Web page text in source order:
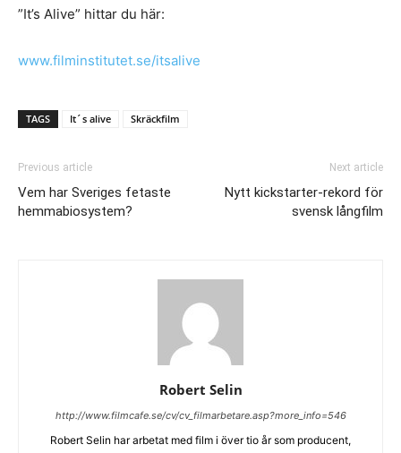
”It’s Alive” hittar du här:
www.filminstitutet.se/itsalive
TAGS It´s alive Skräckfilm
Previous article
Vem har Sveriges fetaste
hemmabiosystem?
Next article
Nytt kickstarter-rekord för
svensk långfilm
Robert Selin
http://www.filmcafe.se/cv/cv_filmarbetare.asp?more_info=546
Robert Selin har arbetat med film i över tio år som producent,